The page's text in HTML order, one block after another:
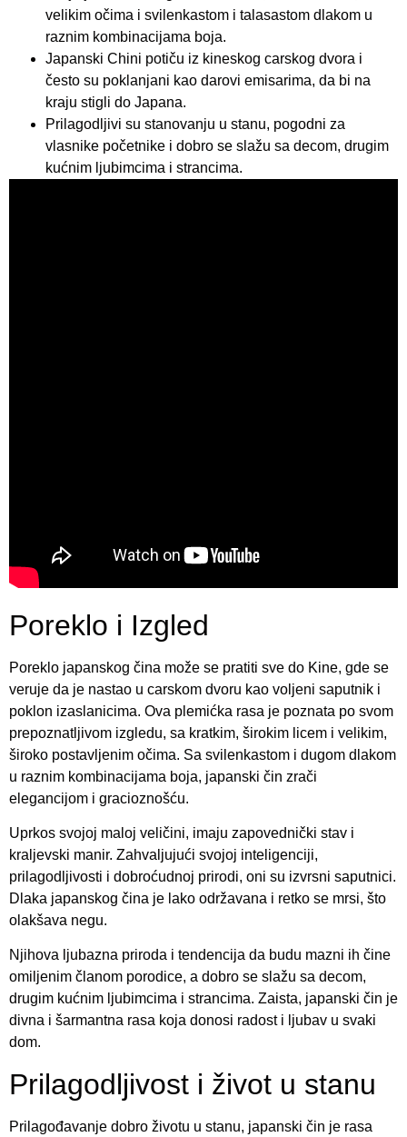
velikim očima i svilenkastom i talasastom dlakom u
raznim kombinacijama boja.
Japanski Chini potiču iz kineskog carskog dvora i
često su poklanjani kao darovi emisarima, da bi na
kraju stigli do Japana.
Prilagodljivi su stanovanju u stanu, pogodni za
vlasnike početnike i dobro se slažu sa decom, drugim
kućnim ljubimcima i strancima.
Poreklo i Izgled
Poreklo japanskog čina može se pratiti sve do Kine, gde se
veruje da je nastao u carskom dvoru kao voljeni saputnik i
poklon izaslanicima. Ova plemićka rasa je poznata po svom
prepoznatljivom izgledu, sa kratkim, širokim licem i velikim,
široko postavljenim očima. Sa svilenkastom i dugom dlakom
u raznim kombinacijama boja, japanski čin zrači
elegancijom i gracioznošću.
Uprkos svojoj maloj veličini, imaju zapovednički stav i
kraljevski manir. Zahvaljujući svojoj inteligenciji,
prilagodljivosti i dobroćudnoj prirodi, oni su izvrsni saputnici.
Dlaka japanskog čina je lako održavana i retko se mrsi, što
olakšava negu.
Njihova ljubazna priroda i tendencija da budu mazni ih čine
omiljenim članom porodice, a dobro se slažu sa decom,
drugim kućnim ljubimcima i strancima. Zaista, japanski čin je
divna i šarmantna rasa koja donosi radost i ljubav u svaki
dom.
Prilagodljivost i život u stanu
Prilagođavanje dobro životu u stanu, japanski čin je rasa